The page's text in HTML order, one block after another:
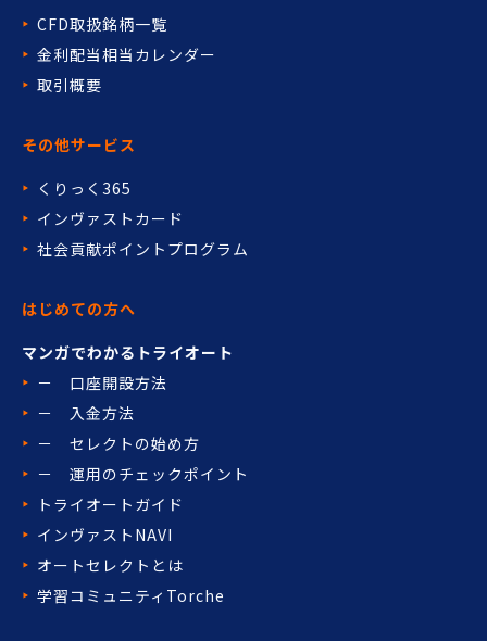
その他サービス
くりっく365
インヴァストカード
社会貢献ポイントプログラム
はじめての方へ
マンガでわかるトライオート
－ 口座開設方法
－ 入金方法
－ セレクトの始め方
－ 運用のチェックポイント
トライオートガイド
インヴァストNAVI
オートセレクトとは
学習コミュニティTorche
CFD取扱銘柄一覧
金利配当相当カレンダー
取引概要